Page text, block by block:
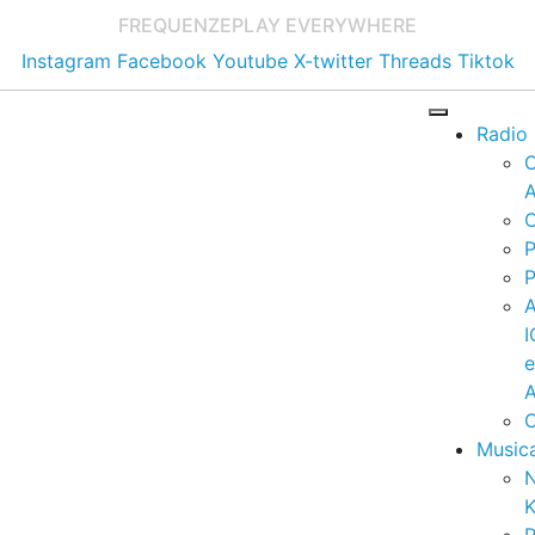
FREQUENZEPLAY EVERYWHERE
Instagram Facebook Youtube X-twitter Threads Tiktok
Radio
e